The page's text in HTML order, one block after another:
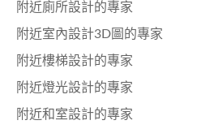
附近廁所設計的專家
附近室內設計3D圖的專家
附近樓梯設計的專家
附近燈光設計的專家
附近和室設計的專家